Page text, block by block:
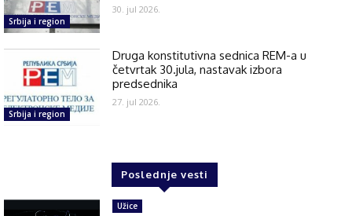
Srbija i region
30. jul 2026.
Srbija i region
Druga konstitutivna sednica REM-a u
četvrtak 30.jula, nastavak izbora
predsednika
27. jul 2026.
Poslednje vesti
Užice